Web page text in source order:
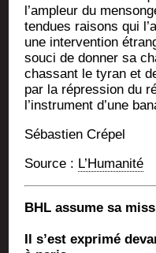
l’ampleur du
ten­dues rai­sons qui
une inter­ven­tion
sou­ci de don­ner sa
chas­sant le tyran et
par la répres­sion du
l’instrument d’une
Sébas­tien Crépel
Source : L’Hu­ma­ni­té
BHL assume sa
Il s’est expri­mé